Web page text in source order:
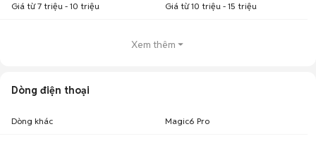
Giá từ 7 triệu - 10 triệu Giá từ 10 triệu - 15 triệu
Xem thêm
Dòng điện thoại
Dòng khác Magic6 Pro